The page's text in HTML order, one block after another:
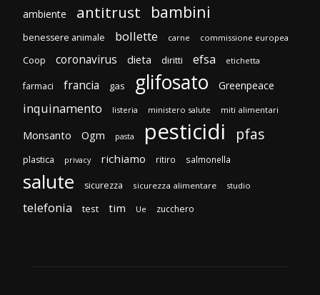
ambiente antitrust bambini
benessere animale bollette carne commissione europea
Coop coronavirus dieta diritti efsa etichetta
farmaci francia gas glifosato Greenpeace
inquinamento listeria ministero salute miti alimentari
Monsanto Ogm pasta pesticidi pfas
plastica privacy richiamo ritiro salmonella
salute sicurezza sicurezza alimentare studio
telefonia test tim Ue zucchero